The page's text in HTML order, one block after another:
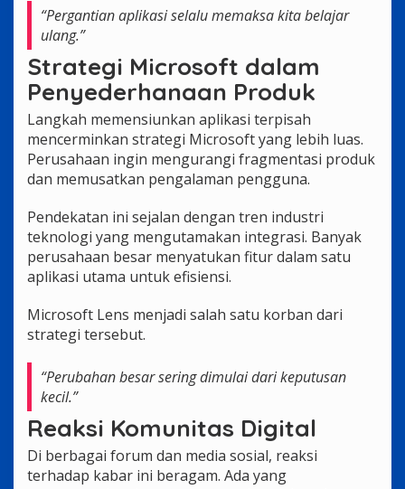
“Pergantian aplikasi selalu memaksa kita belajar
ulang.”
Strategi Microsoft dalam
Penyederhanaan Produk
Langkah memensiunkan aplikasi terpisah
mencerminkan strategi Microsoft yang lebih luas.
Perusahaan ingin mengurangi fragmentasi produk
dan memusatkan pengalaman pengguna.
Pendekatan ini sejalan dengan tren industri
teknologi yang mengutamakan integrasi. Banyak
perusahaan besar menyatukan fitur dalam satu
aplikasi utama untuk efisiensi.
Microsoft Lens menjadi salah satu korban dari
strategi tersebut.
“Perubahan besar sering dimulai dari keputusan
kecil.”
Reaksi Komunitas Digital
Di berbagai forum dan media sosial, reaksi
terhadap kabar ini beragam. Ada yang